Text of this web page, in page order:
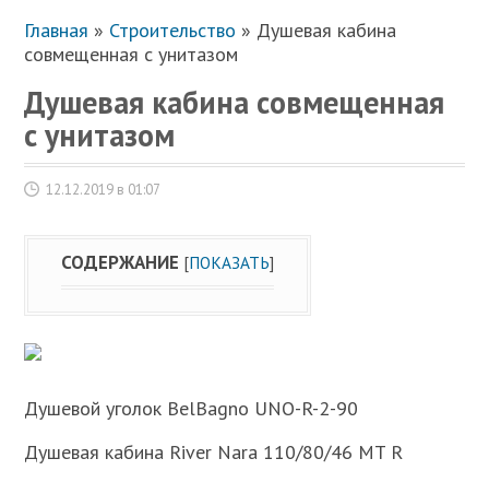
Главная » Строительство » Душевая кабина
совмещенная с унитазом
Душевая кабина совмещенная
с унитазом
12.12.2019 в 01:07
СОДЕРЖАНИЕ [ПОКАЗАТЬ]
Душевой уголок BelBagno UNO-R-2-90
Душевая кабина River Nara 110/80/46 MT R